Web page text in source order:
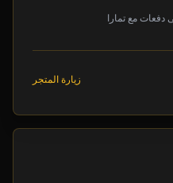
مع تمارا
زيارة المتجر